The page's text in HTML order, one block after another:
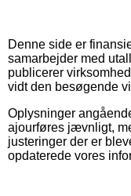
Denne side er
samarbejder med
publicerer
vidt den besøgende
Oplysninger
ajourføres jævnligt,
justeringer der er
opdaterede vores